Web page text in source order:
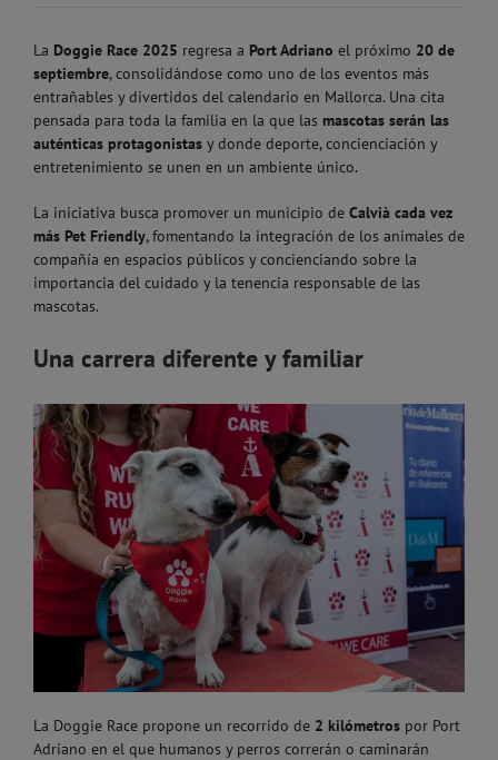
La Doggie Race 2025 regresa a Port Adriano el próximo 20 de
septiembre, consolidándose como uno de los eventos más
entrañables y divertidos del calendario en Mallorca. Una cita
pensada para toda la familia en la que las mascotas serán las
auténticas protagonistas y donde deporte, concienciación y
entretenimiento se unen en un ambiente único.
La iniciativa busca promover un municipio de Calvià cada vez
más Pet Friendly, fomentando la integración de los animales de
compañía en espacios públicos y concienciando sobre la
importancia del cuidado y la tenencia responsable de las
mascotas.
Una carrera diferente y familiar
La Doggie Race propone un recorrido de 2 kilómetros por Port
Adriano en el que humanos y perros correrán o caminarán